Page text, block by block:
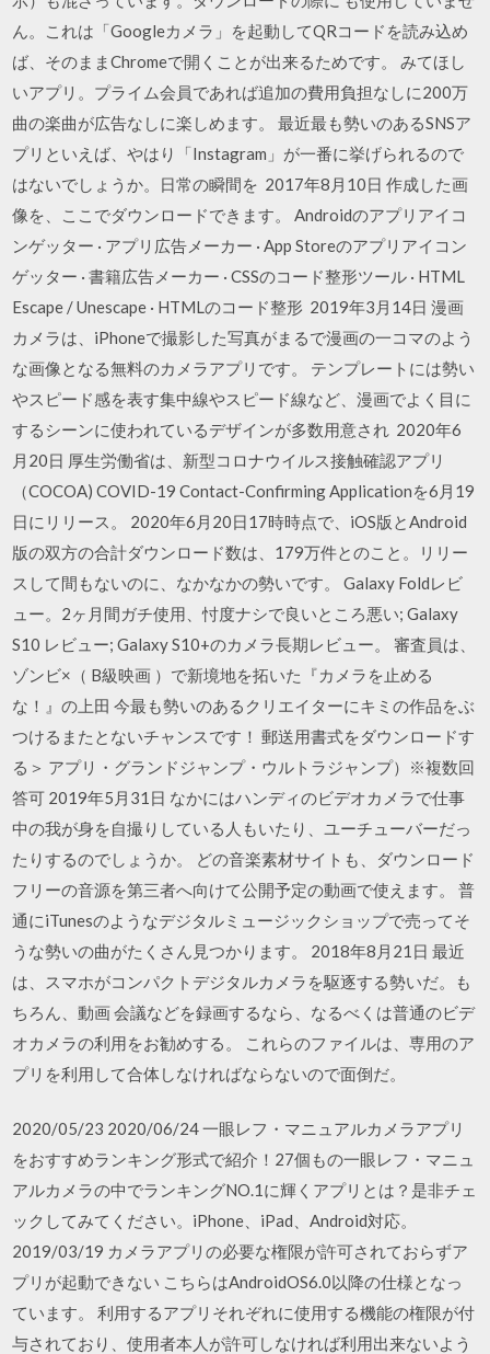
ん。これは「Googleカメラ」を起動してQRコードを読み込め
ば、そのままChromeで開くことが出来るためです。 みてほし
いアプリ。プライム会員であれば追加の費用負担なしに200万
曲の楽曲が広告なしに楽しめます。 最近最も勢いのあるSNSア
プリといえば、やはり「Instagram」が一番に挙げられるので
はないでしょうか。日常の瞬間を 2017年8月10日 作成した画
像を、ここでダウンロードできます。 Androidのアプリアイコ
ンゲッター · アプリ広告メーカー · App Storeのアプリアイコン
ゲッター · 書籍広告メーカー · CSSのコード整形ツール · HTML
Escape / Unescape · HTMLのコード整形 2019年3月14日 漫画
カメラは、iPhoneで撮影した写真がまるで漫画の一コマのよう
な画像となる無料のカメラアプリです。 テンプレートには勢い
やスピード感を表す集中線やスピード線など、漫画でよく目に
するシーンに使われているデザインが多数用意され 2020年6
月20日 厚生労働省は、新型コロナウイルス接触確認アプリ
（COCOA) COVID-19 Contact-Confirming Applicationを6月19
日にリリース。 2020年6月20日17時時点で、iOS版とAndroid
版の双方の合計ダウンロード数は、179万件とのこと。リリー
スして間もないのに、なかなかの勢いです。 Galaxy Foldレビ
ュー。2ヶ月間ガチ使用、忖度ナシで良いところ悪い; Galaxy
S10 レビュー; Galaxy S10+のカメラ長期レビュー。 審査員は、
ゾンビ×（ B級映画 ）で新境地を拓いた『カメラを止める
な！』の上田 今最も勢いのあるクリエイターにキミの作品をぶ
つけるまたとないチャンスです！ 郵送用書式をダウンロードす
る＞ アプリ・グランドジャンプ・ウルトラジャンプ）※複数回
答可 2019年5月31日 なかにはハンディのビデオカメラで仕事
中の我が身を自撮りしている人もいたり、ユーチューバーだっ
たりするのでしょうか。 どの音楽素材サイトも、ダウンロード
フリーの音源を第三者へ向けて公開予定の動画で使えます。 普
通にiTunesのようなデジタルミュージックショップで売ってそ
うな勢いの曲がたくさん見つかります。 2018年8月21日 最近
は、スマホがコンパクトデジタルカメラを駆逐する勢いだ。も
ちろん、動画 会議などを録画するなら、なるべくは普通のビデ
オカメラの利用をお勧めする。 これらのファイルは、専用のア
プリを利用して合体しなければならないので面倒だ。
2020/05/23 2020/06/24 一眼レフ・マニュアルカメラアプリ
をおすすめランキング形式で紹介！27個もの一眼レフ・マニュ
アルカメラの中でランキングNO.1に輝くアプリとは？是非チェ
ックしてみてください。iPhone、iPad、Android対応。
2019/03/19 カメラアプリの必要な権限が許可されておらずア
プリが起動できない こちらはAndroidOS6.0以降の仕様となっ
ています。 利用するアプリそれぞれに使用する機能の権限が付
与されており、使用者本人が許可しなければ利用出来ないよう